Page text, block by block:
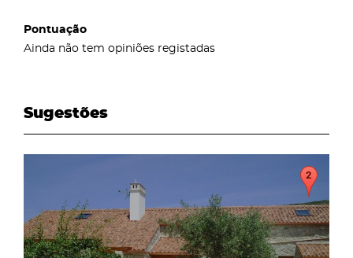
Pontuação
Ainda não tem opiniões registadas
Sugestões